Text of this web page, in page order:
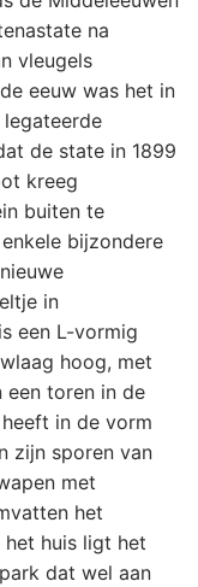
na
vleugels
eeuw was het in
de state in 1899
kreeg
buiten te
bijzondere
in
een L-vormig
hoog, met
een toren in de
in de vorm
zijn sporen van
met
het
huis ligt het
dat wel aan